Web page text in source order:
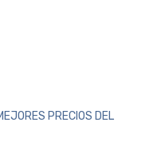
PRECIOS DEL